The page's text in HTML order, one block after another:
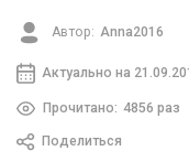
Автор: Anna2016
Актуально на
Прочитано: 4856 раз
Поделиться